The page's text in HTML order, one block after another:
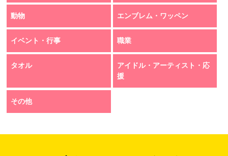
動物 エンブレム・ワッペン
イベント・行事 職業
タオル
アイドル・アーティスト・応
援
その他